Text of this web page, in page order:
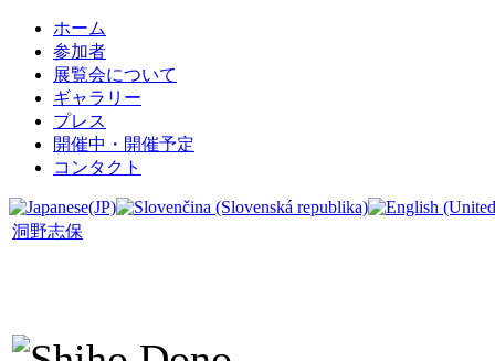
ホーム
参加者
展覧会について
ギャラリー
プレス
開催中・開催予定
コンタクト
洞野志保